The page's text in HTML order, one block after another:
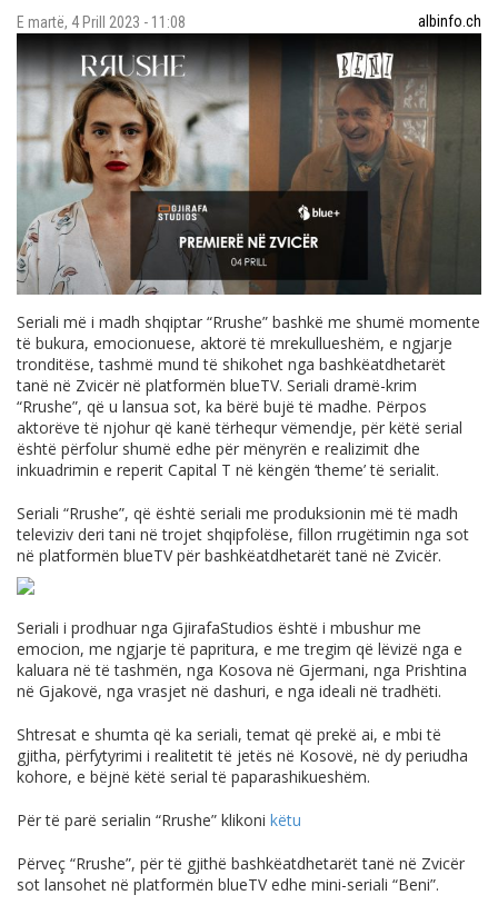
E martë, 4 Prill 2023 - 11:08 albinfo.ch
Seriali më i madh shqiptar “Rrushe” bashkë me shumë momente
të bukura, emocionuese, aktorë të mrekullueshëm, e ngjarje
tronditëse, tashmë mund të shikohet nga bashkëatdhetarët
tanë në Zvicër në platformën blueTV. Seriali dramë-krim
“Rrushe”, që u lansua sot, ka bërë bujë të madhe. Përpos
aktorëve të njohur që kanë tërhequr vëmendje, për këtë serial
është përfolur shumë edhe për mënyrën e realizimit dhe
inkuadrimin e reperit Capital T në këngën ‘theme’ të serialit.
Seriali “Rrushe”, që është seriali me produksionin më të madh
televiziv deri tani në trojet shqipfolëse, fillon rrugëtimin nga sot
në platformën blueTV për bashkëatdhetarët tanë në Zvicër.
Seriali i prodhuar nga GjirafaStudios është i mbushur me
emocion, me ngjarje të papritura, e me tregim që lëvizë nga e
kaluara në të tashmën, nga Kosova në Gjermani, nga Prishtina
në Gjakovë, nga vrasjet në dashuri, e nga ideali në tradhëti.
Shtresat e shumta që ka seriali, temat që prekë ai, e mbi të
gjitha, përfytyrimi i realitetit të jetës në Kosovë, në dy periudha
kohore, e bëjnë këtë serial të paparashikueshëm.
Për të parë serialin “Rrushe” klikoni këtu
Përveç “Rrushe”, për të gjithë bashkëatdhetarët tanë në Zvicër
sot lansohet në platformën blueTV edhe mini-seriali “Beni”.